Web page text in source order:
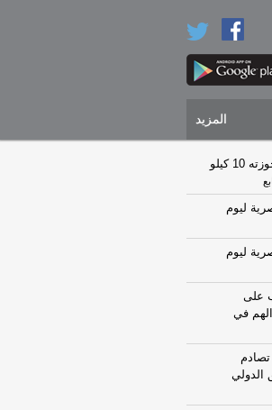
المزيد
ضبط مالك ورشة بحوزته 10 كيلو
ليوم
ليوم
على
في
تصادم
الدولي